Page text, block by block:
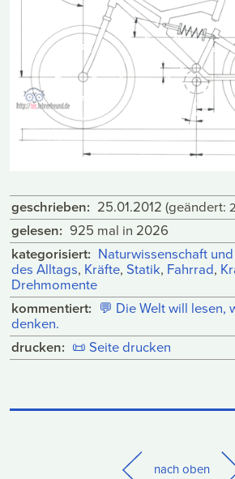
geschrieben: 25.01.2012 (geändert:
gelesen: 925 mal in 2026
kategorisiert: Naturwissenschaft
des Alltags, Kräfte, Statik, Fahrrad,
Drehmomente
kommentiert: 💬 Die Welt will lesen,
denken.
drucken: 📜 Seite drucken
nach oben